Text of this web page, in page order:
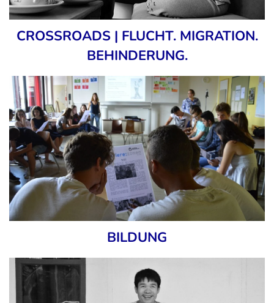
CROSSROADS | FLUCHT. MIGRATION.
BEHINDERUNG.
BILDUNG